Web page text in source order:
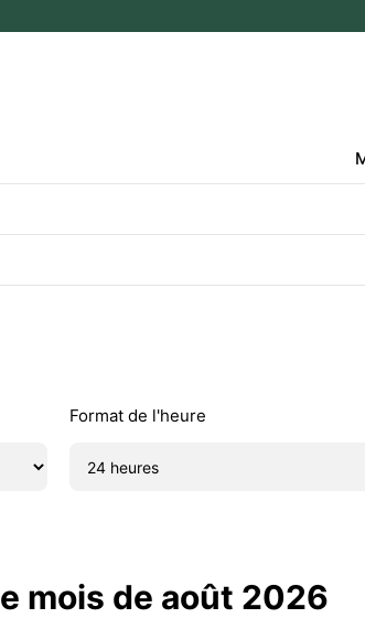
Format de l'heure
mois de août 2026